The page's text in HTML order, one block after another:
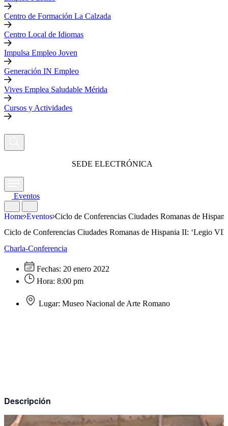
Centro de Formación La Calzada
Centro Local de Idiomas
Impulsa Empleo Joven
Generación IN Empleo
Vives Emplea Saludable Mérida
Cursos y Actividades
SEDE ELECTRÓNICA
Eventos
Home Eventos Ciclo de Conferencias Ciudades Romanas de
Ciclo de Conferencias Ciudades Romanas de Hispania II: ‘Legio VII
Charla-Conferencia
Fechas: 20 enero 2022
Hora: 8:00 pm
Lugar: Museo Nacional de Arte Romano
Descripción